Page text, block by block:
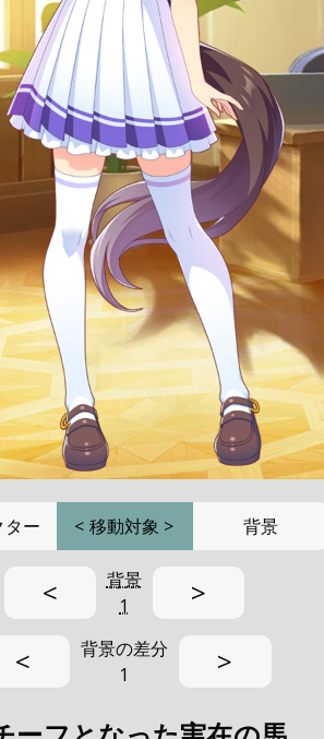
ター < 移動対象 > 背景
<
背景
1
>
<
背景の差分
1
>